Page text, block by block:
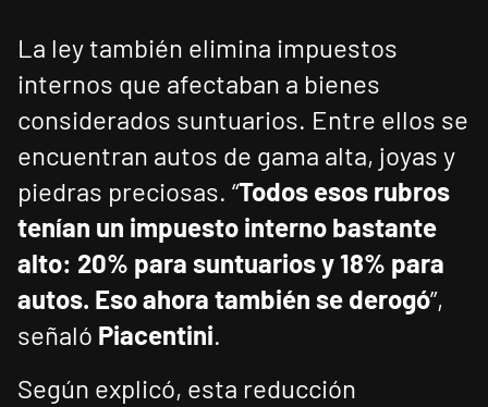
La ley también elimina impuestos
internos que afectaban a bienes
considerados suntuarios. Entre ellos se
encuentran autos de gama alta, joyas y
piedras preciosas. “Todos esos rubros
tenían un impuesto interno bastante
alto: 20% para suntuarios y 18% para
autos. Eso ahora también se derogó”,
señaló Piacentini.
Según explicó, esta reducción